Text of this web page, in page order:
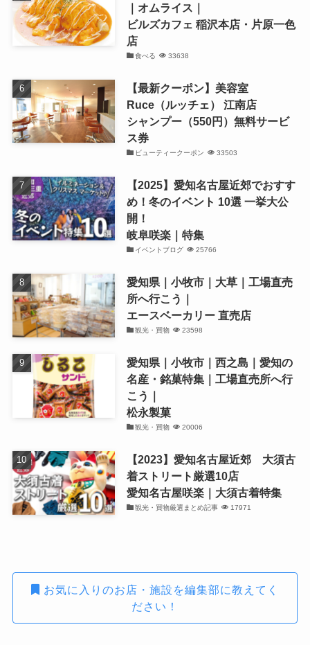
｜オムライス｜
ビルズカフェ 稲沢本店・片原一色
店
食べる 33638
【最新クーポン】美容室
Ruce（ルッチェ） 江南店
シャンプー（550円）無料サービ
ス券
ビューティークーポン 33503
【2025】愛知名古屋近郊でおすす
め！冬のイベント 10選 一挙大公
開！
岐阜咲楽｜特集
イベントブログ 25766
愛知県｜小牧市｜大草｜工場直売
所へ行こう｜
エースベーカリー 直売店
観光・買物 23598
愛知県｜小牧市｜西之島｜愛知の
名産・銘菓特集｜工場直売所へ行
こう｜
松永製菓
観光・買物 20006
【2023】愛知名古屋近郊 大須古
着ストリート厳選10店
愛知名古屋咲楽｜大須古着特集
観光・買物厳選まとめ記事 17971
お気に入りのお店・施設を編集部に教えてく
ださい！